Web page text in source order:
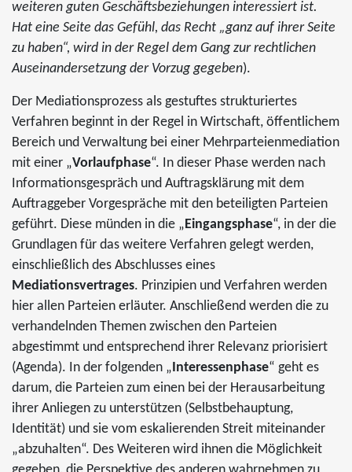
weiteren guten Geschäftsbeziehungen interessiert ist.
Hat eine Seite das Gefühl, das Recht „ganz auf ihrer Seite
zu haben“, wird in der Regel dem Gang zur rechtlichen
Auseinandersetzung der Vorzug gegeben).
Der Mediationsprozess als gestuftes strukturiertes
Verfahren beginnt in der Regel in Wirtschaft, öffentlichem
Bereich und Verwaltung bei einer Mehrparteienmediation
mit einer „Vorlaufphase“. In dieser Phase werden nach
Informationsgespräch und Auftragsklärung mit dem
Auftraggeber Vorgespräche mit den beteiligten Parteien
geführt. Diese münden in die „ Eingangsphase“, in der die
Grundlagen für das weitere Verfahren gelegt werden,
einschließlich des Abschlusses eines
Mediationsvertrages. Prinzipien und Verfahren werden
hier allen Parteien erläuter. Anschließend werden die zu
verhandelnden Themen zwischen den Parteien
abgestimmt und entsprechend ihrer Relevanz priorisiert
(Agenda). In der folgenden „ Interessenphase“ geht es
darum, die Parteien zum einen bei der Herausarbeitung
ihrer Anliegen zu unterstützen (Selbstbehauptung,
Identität) und sie vom eskalierenden Streit miteinander
„abzuhalten“. Des Weiteren wird ihnen die Möglichkeit